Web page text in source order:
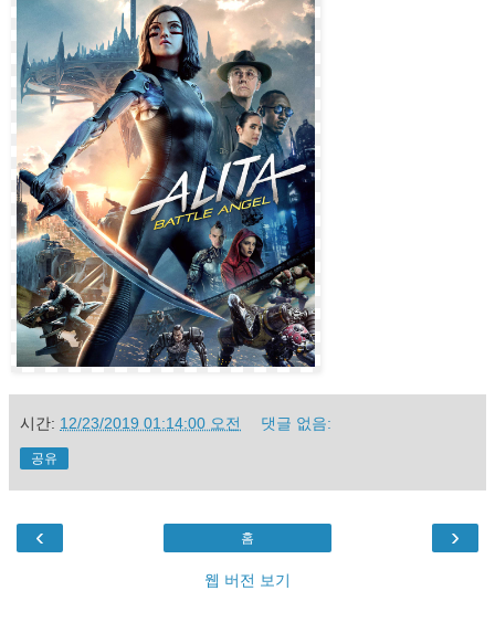
시간: 12/23/2019 01:14:00 오전 댓글 없음:
공유
‹ ›
홈
웹 버전 보기